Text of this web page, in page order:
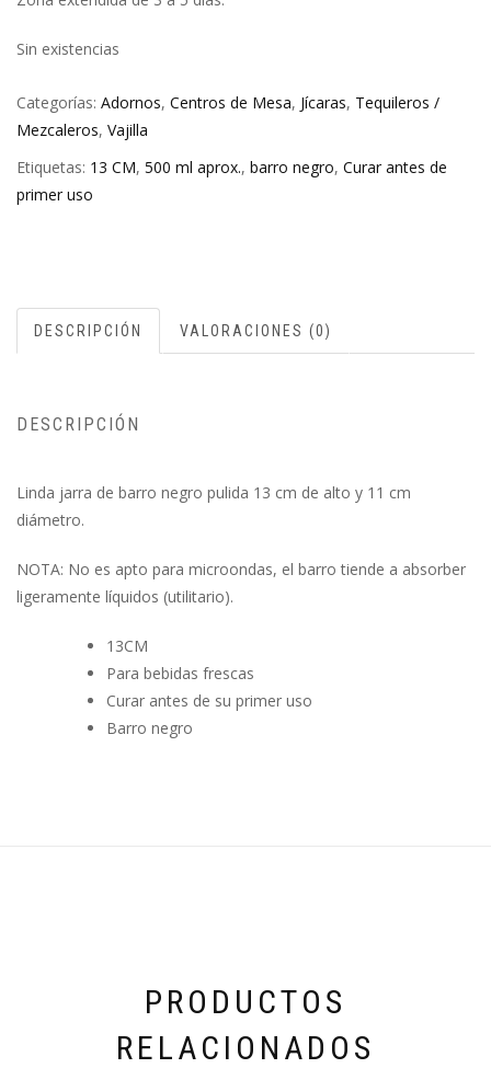
Sin existencias
Categorías: Adornos, Centros de Mesa, Jícaras, Tequileros /
Mezcaleros, Vajilla
Etiquetas: 13 CM, 500 ml aprox., barro negro, Curar antes de
primer uso
DESCRIPCIÓN VALORACIONES (0)
DESCRIPCIÓN
Linda jarra de barro negro pulida 13 cm de alto y 11 cm
diámetro.
NOTA: No es apto para microondas, el barro tiende a absorber
ligeramente líquidos (utilitario).
13CM
Para bebidas frescas
Curar antes de su primer uso
Barro negro
PRODUCTOS
RELACIONADOS